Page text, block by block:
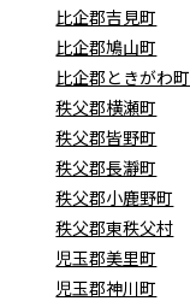
比企郡吉見町
比企郡鳩山町
比企郡ときがわ町
秩父郡横瀬町
秩父郡皆野町
秩父郡長瀞町
秩父郡小鹿野町
秩父郡東秩父村
児玉郡美里町
児玉郡神川町